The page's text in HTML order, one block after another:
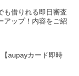
も借りれる即日審査
アップ！内容をご紹
aupayカード即時